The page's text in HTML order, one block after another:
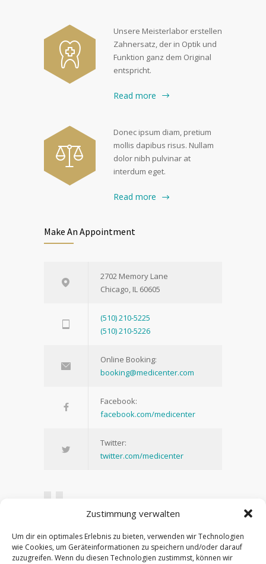
Zustimmung verwalten
Um dir ein optimales Erlebnis zu bieten, verwenden wir Technologien
wie Cookies, um Geräteinformationen zu speichern und/oder darauf
zuzugreifen. Wenn du diesen Technologien zustimmst, können wir
Unsere Meisterlabor erstellen
Zahnersatz, der in Optik und
Funktion ganz dem Original
entspricht.
Read more
Donec ipsum diam, pretium
mollis dapibus risus. Nullam
dolor nibh pulvinar at
interdum eget.
Read more
Make An Appointment
2702 Memory Lane
Chicago, IL 60605
(510) 210-5225
(510) 210-5226
Online Booking:
booking@medicenter.com
Facebook:
facebook.com/medicenter
Twitter:
twitter.com/medicenter
Being in control of your life and having
realistic expectations about your day-to-day
challenges are the keys to stress